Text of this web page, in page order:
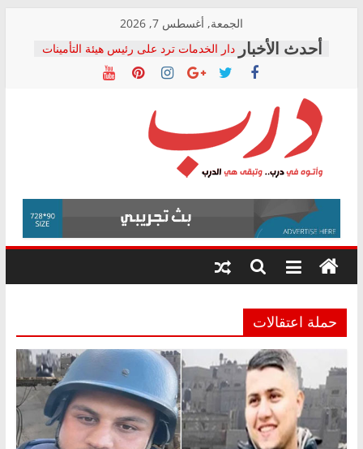
content
الجمعة, أغسطس 7, 2026
دار الخدمات ترد على رئيس هيئة التأمينات
بعد مؤتمره الصحفي: إنكار الأزمة لا ينهي
معاناة أصحاب المعاشات.. ونطالب بكشف
فرحات سليمان يكتب: القطاع الصحي إلى
أين؟
حزب التحالف الشعبي يطلق لجنة “الحق
في الصحة” بالإسكندرية لرصد الانتهاكات
ودعم المرضى
الوزاري لمدينة الصحفيين.. وانتهاء أعمال
إنشاء المبنى الإداري
المجلس القومي لحقوق الإنسان يعلن
متابعة قضية الدكتور محمد زهران.. ويؤكد:
قرينة البراءة وضمانات المحاكمة العادلة
درب
وأتوه
درب..
وتبقى
هي
حملة اعتقالات